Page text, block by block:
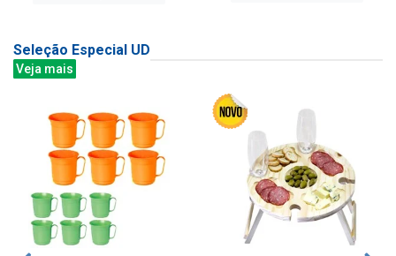
Seleção Especial UD
Veja mais